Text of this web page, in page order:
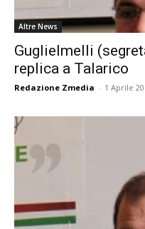
Altre News
Guglielmelli
replica a Talarico
Redazione Zmedia - 1 Aprile